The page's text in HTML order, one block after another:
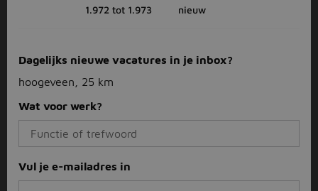
1.972 tot 1.973 nieuw
Dagelijks nieuwe vacatures in je inbox?
hoogeveen, 25 km
Wat voor werk?
Vul je e-mailadres in